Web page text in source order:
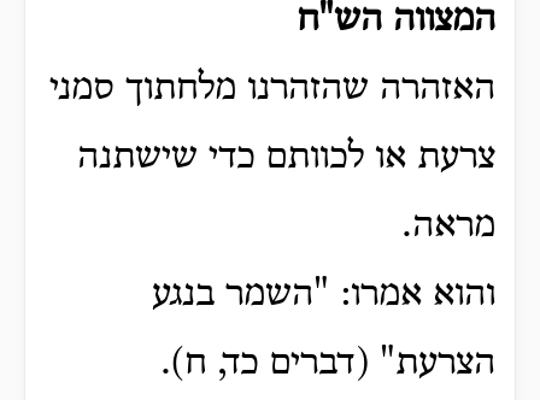
המצווה הש"ח
האזהרה שהזהרנו מלחתוך סמני
צרעת או לכוותם כדי שישתנה
מראה.
והוא אמרו: "השמר בנגע
הצרעת" (דברים כד, ח).